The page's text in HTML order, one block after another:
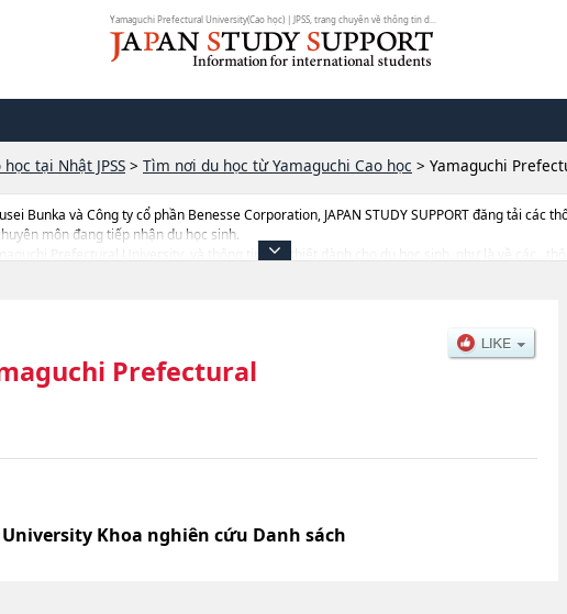
Yamaguchi Prefectural University(Cao học) | JPSS, trang chuyên về thông tin d...
tại Nhật JPSS > Tìm nơi du học từ Yamaguchi Cao học > Yamaguchi
Bunka và Công ty cổ phần Benesse Corporation, JAPAN STUDY SUPPORT đăng tải các
môn đang tiếp nhận du học sinh.
Prefectural University, và thông tin cần thiết dành cho du học sinh, như là về các ,
Prefectural
Khoa nghiên cứu Danh sách